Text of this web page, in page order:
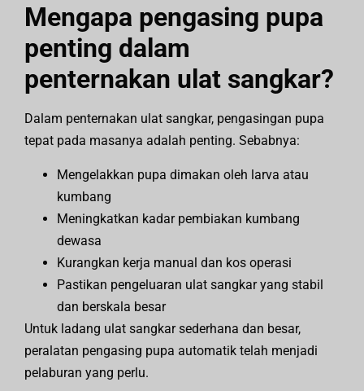
Mengapa pengasing pupa
penting dalam
penternakan ulat sangkar?
Dalam penternakan ulat sangkar, pengasingan pupa
tepat pada masanya adalah penting. Sebabnya:
Mengelakkan pupa dimakan oleh larva atau
kumbang
Meningkatkan kadar pembiakan kumbang
dewasa
Kurangkan kerja manual dan kos operasi
Pastikan pengeluaran ulat sangkar yang stabil
dan berskala besar
Untuk ladang ulat sangkar sederhana dan besar,
peralatan pengasing pupa automatik telah menjadi
pelaburan yang perlu.